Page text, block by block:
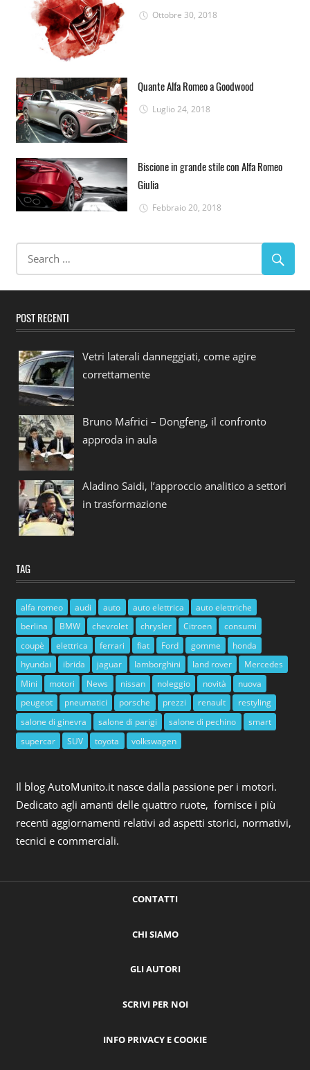
Ottobre 30, 2018
Quante Alfa Romeo a Goodwood
Luglio 24, 2018
Biscione in grande stile con Alfa Romeo
Giulia
Febbraio 20, 2018
POST RECENTI
Vetri laterali danneggiati, come agire
correttamente
Bruno Mafrici – Dongfeng, il confronto
approda in aula
Aladino Saidi, l’approccio analitico a settori
in trasformazione
TAG
alfa romeo audi auto auto elettrica
auto elettriche
berlina
BMW chevrolet chrysler Citroen
consumi
coupè
elettrica ferrari fiat Ford gomme
honda
hyundai
ibrida jaguar lamborghini land rover
Mercedes
Mini
motori News nissan noleggio novità
nuova
peugeot
pneumatici porsche prezzi renault
restyling
salone di ginevra
salone di parigi salone di pechino
smart
supercar
SUV toyota volkswagen
Il blog AutoMunito.it nasce dalla passione per i motori.
Dedicato agli amanti delle quattro ruote, fornisce i più
recenti aggiornamenti relativi ad aspetti storici, normativi,
tecnici e commerciali.
CONTATTI
CHI SIAMO
GLI AUTORI
SCRIVI PER NOI
INFO PRIVACY E COOKIE